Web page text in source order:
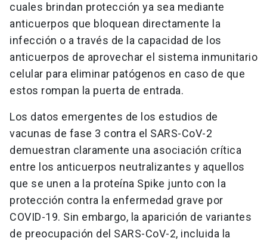
cuales brindan protección ya sea mediante
anticuerpos que bloquean directamente la
infección o a través de la capacidad de los
anticuerpos de aprovechar el sistema inmunitario
celular para eliminar patógenos en caso de que
estos rompan la puerta de entrada.
Los datos emergentes de los estudios de
vacunas de fase 3 contra el SARS-CoV-2
demuestran claramente una asociación crítica
entre los anticuerpos neutralizantes y aquellos
que se unen a la proteína Spike junto con la
protección contra la enfermedad grave por
COVID-19. Sin embargo, la aparición de variantes
de preocupación del SARS-CoV-2, incluida la